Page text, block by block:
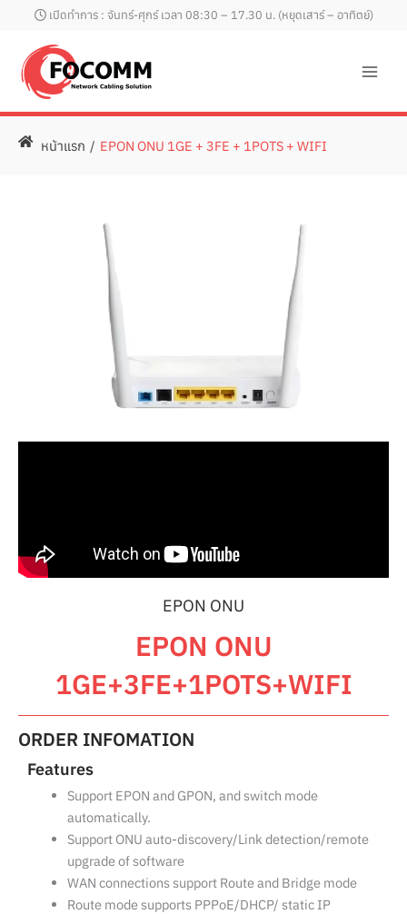
content
เปิดทำการ : จันทร์-ศุกร์ เวลา 08:30 – 17.30 น. (หยุดเสาร์ – อาทิตย์)
หน้าแรก / EPON ONU 1GE + 3FE + 1POTS + WIFI
EPON ONU
EPON ONU
1GE+3FE+1POTS+WIFI
ORDER INFOMATION
Features
Support EPON and GPON, and switch mode
automatically.
Support ONU auto-discovery/Link detection/remote
upgrade of software
WAN connections support Route and Bridge mode
Route mode supports PPPoE/DHCP/ static IP